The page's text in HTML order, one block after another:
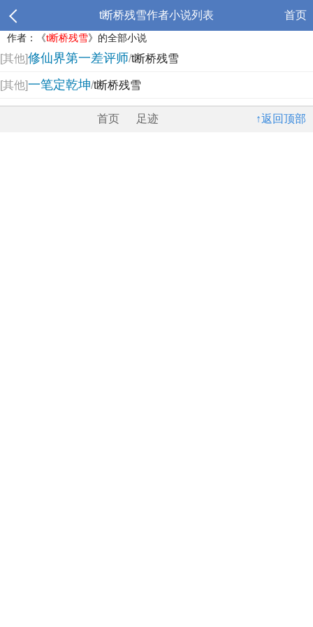
t断桥残雪作者小说列表 首页
作者：《t断桥残雪》的全部小说
[其他]修仙界第一差评师/t断桥残雪
[其他]一笔定乾坤/t断桥残雪
↑返回顶部
首页 足迹